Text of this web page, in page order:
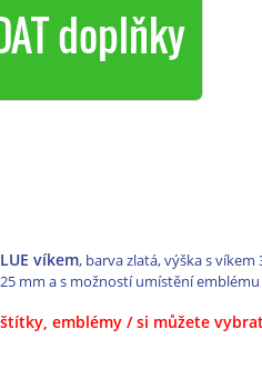
doplňky
víkem, barva zlatá, výška s
mm a s možností umístění
emblémy / si můžete